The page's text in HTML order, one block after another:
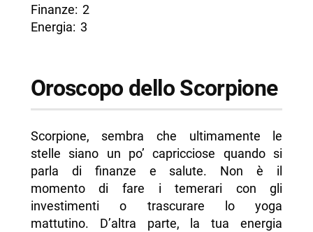
Finanze: 2
Energia: 3
Oroscopo dello Scorpione
Scorpione, sembra che ultimamente le
stelle siano un po’ capricciose quando si
parla di finanze e salute. Non è il
momento di fare i temerari con gli
investimenti o trascurare lo yoga
mattutino. D’altra parte, la tua energia